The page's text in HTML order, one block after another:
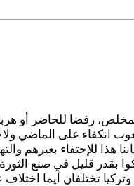
رفضا للحاضر أو
على الماضي
هذا للإحتفاء بغيرهم
بقدر قليل في صنع
تختلفان أيما